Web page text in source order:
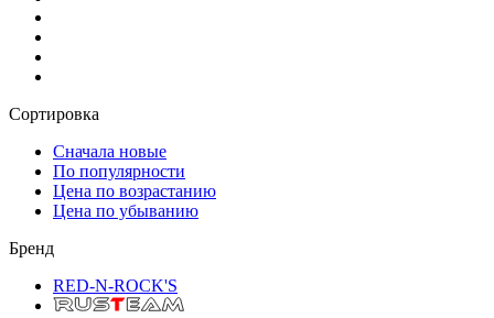
Сортировка
Сначала новые
По популярности
Цена по возрастанию
Цена по убыванию
Бренд
RED-N-ROCK'S